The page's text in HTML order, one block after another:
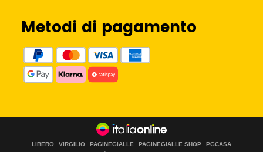
Metodi di pagamento
LIBERO VIRGILIO PAGINEGIALLE PAGINEGIALLE SHOP
PGCASA